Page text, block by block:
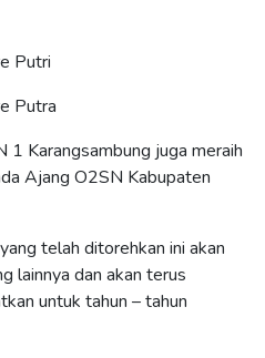
Putri
Putra
1 Karangsambung juga meraih
Ajang O2SN Kabupaten
telah ditorehkan ini akan
lainnya dan akan terus
untuk tahun – tahun